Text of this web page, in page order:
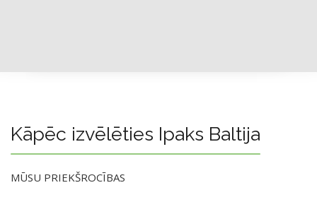
Kāpēc izvēlēties Ipaks Baltija
MŪSU PRIEKŠROCĪBAS